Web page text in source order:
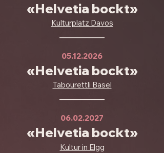
«Helvetia bockt»
Kulturplatz Davos
05.12.2026
«Helvetia bockt»
Tabourettli Basel
06.02.2027
«Helvetia bockt»
Kultur in Elgg